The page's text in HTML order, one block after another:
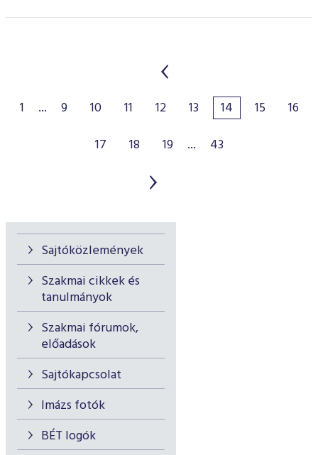
Sajtóközlemények
Szakmai cikkek és
tanulmányok
Szakmai fórumok,
előadások
Sajtókapcsolat
Imázs fotók
BÉT logók
1 ... 9 10 11 12 13 14 15
16
17
18 19 ... 43